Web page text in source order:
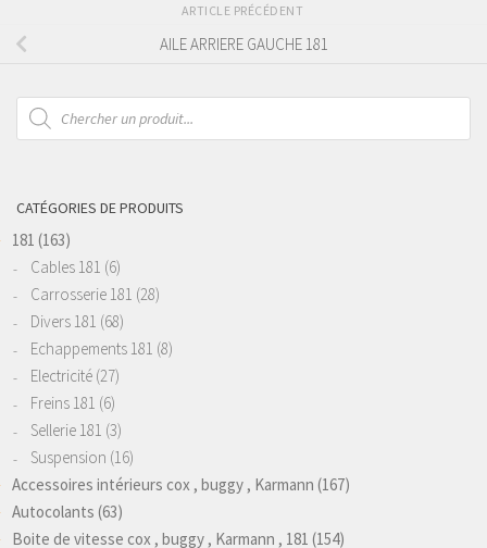
ARTICLE PRÉCÉDENT
AILE ARRIERE GAUCHE 181
Recherche
de
produits
CATÉGORIES DE PRODUITS
181 (163)
Cables 181 (6)
Carrosserie 181 (28)
Divers 181 (68)
Echappements 181 (8)
Electricité (27)
Freins 181 (6)
Sellerie 181 (3)
Suspension (16)
Accessoires intérieurs cox , buggy , Karmann (167)
Autocolants (63)
Boite de vitesse cox , buggy , Karmann , 181 (154)